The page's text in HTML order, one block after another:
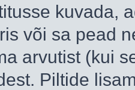
kuvada,
või sa pead
arvutist (kui
Piltide